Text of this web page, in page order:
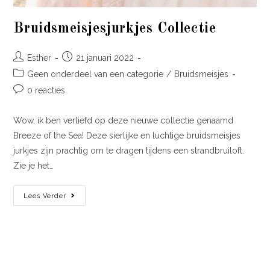
Bruidsmeisjesjurkjes Collectie
Esther
21 januari 2022
Geen onderdeel van een categorie / Bruidsmeisjes
0 reacties
Wow, ik ben verliefd op deze nieuwe collectie genaamd
Breeze of the Sea! Deze sierlijke en luchtige bruidsmeisjes
jurkjes zijn prachtig om te dragen tijdens een strandbruiloft.
Zie je het…
Lees Verder